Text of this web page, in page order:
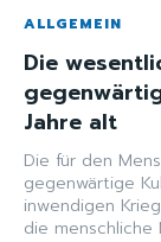
ALLGEMEIN
Die
Jahre alt
Die für den
gegenwärtige
inwendigen